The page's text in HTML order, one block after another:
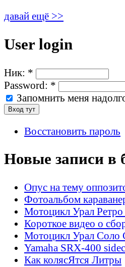
давай ещё >>
User login
Ник: *
Password: *
Запомнить меня
Восстановить пароль
Новые записи в
Опус на тему
Фотоальбом
Мотоцикл Урал Ретро
Короткое видео о
Мотоцикл Урал Соло
Yamaha SRX-400
Как колясЯтся Литры